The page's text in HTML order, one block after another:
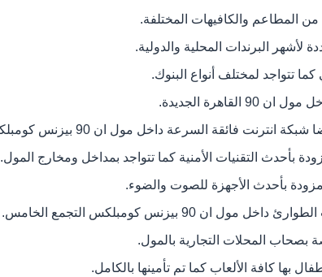
المطاعم والكافيهات المختلفة.
لأشهر البرندات المحلية والدولية.
تتواجد لمختلف أنواع البنوك.
القاهرة الجديدة.
انترنت فائقة السرعة داخل مول ان 90 بيزنس كومبلكس.
بأحدث التقنيات الأمنية كما تتواجد بمداخل ومخارج المول.
بأحدث الأجهزة للصوت والضوء.
ان 90 بيزنس كومبلكس التجمع الخامس.
بصحاب المحلات التجارية بالمول.
بها كافة الألعاب كما تم تأمينها بالكامل.